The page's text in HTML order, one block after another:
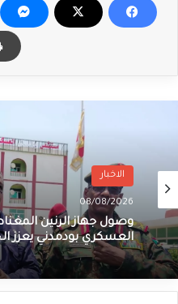
الاخبار
08/08/2026
وصول جهاز الرنين
العسكري بودمدني يعزز